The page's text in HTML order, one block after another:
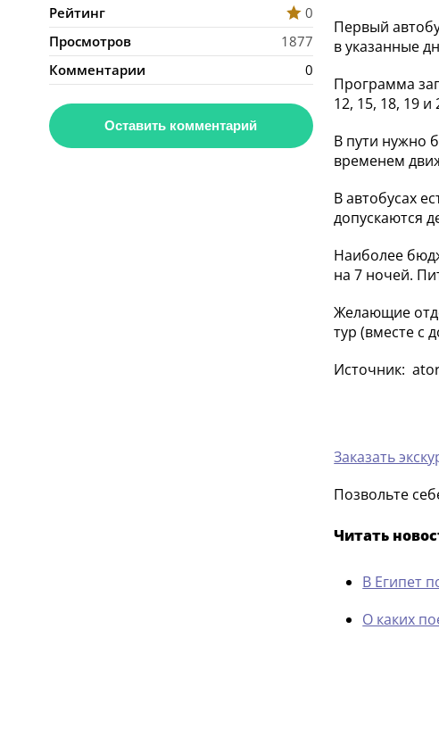
Рейтинг
0
Просмотров
1877
Комментарии
0
Оставить комментарий
Первый
в указанные
Программа
12, 15, 18, 19 и
В пути нужно
временем
В автобусах
допускаются
Наиболее
на 7 ночей.
Желающие
тур (вместе с
Источник:
Заказать
Позвольте
Читать
В Египет
О каких